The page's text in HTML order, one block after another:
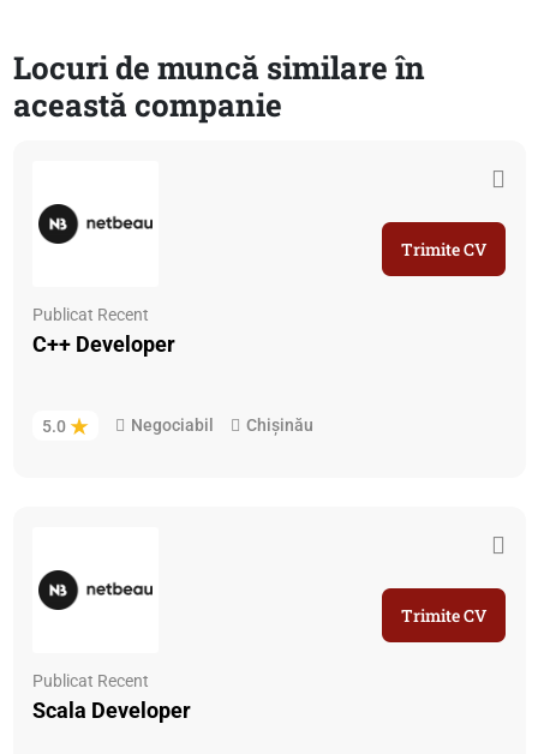
Locuri de muncă similare în
această companie
Publicat Recent
C++ Developer
5.0 Negociabil Chișinău
Trimite CV
Publicat Recent
Scala Developer
Trimite CV